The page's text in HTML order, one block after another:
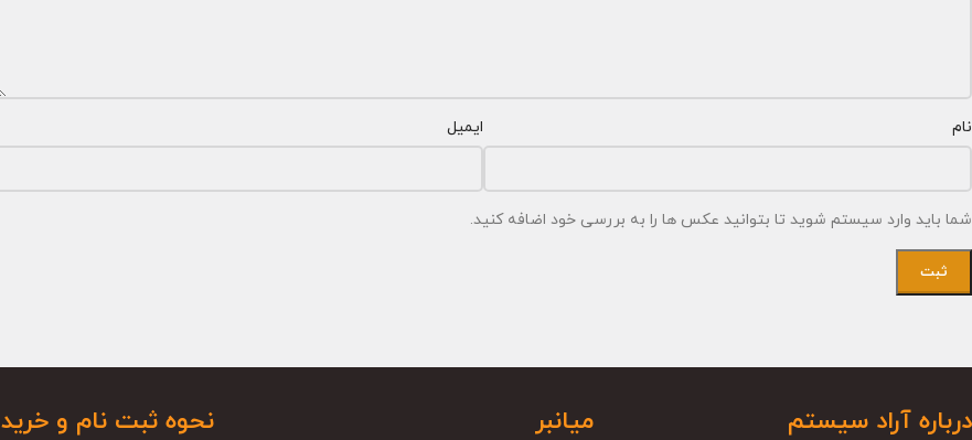
نام ایمیل
شما باید وارد سیستم شوید تا بتوانید عکس ها را به بررسی خود اضافه کنید.
نحوه ثبت نام و خرید میانبر درباره آراد سیستم